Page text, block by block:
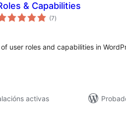
& Capabilities
(7valoracións
totais
)
user roles and capabilities in
activas